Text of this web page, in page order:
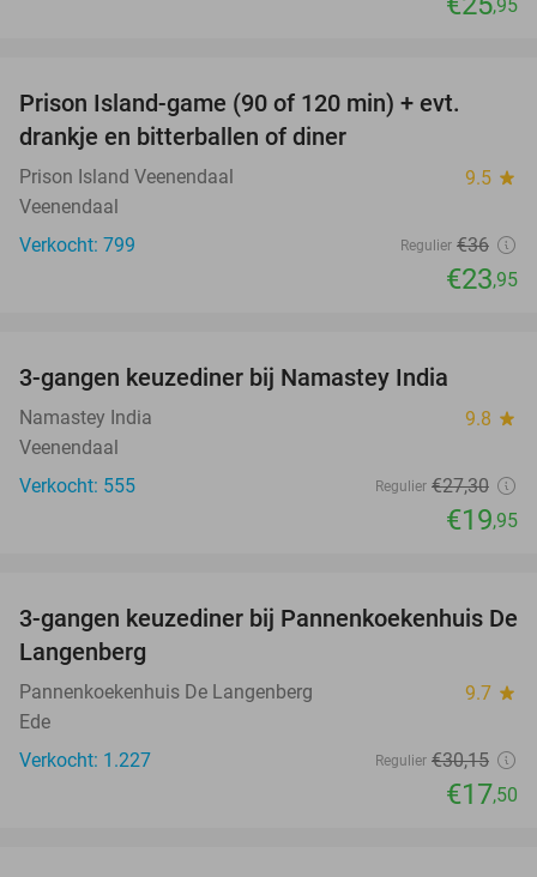
,95
Prison Island-game (90 of 120 min) + evt.
drankje en bitterballen of diner
Prison Island Veenendaal 9.5 star
Veenendaal
Verkocht: 799
Regulier €36
€23,95
3-gangen keuzediner bij Namastey India
Namastey India 9.8 star
Veenendaal
Verkocht: 555
Regulier €27,30
€19,95
42%
3-gangen keuzediner bij Pannenkoekenhuis De
Langenberg
Pannenkoekenhuis De Langenberg 9.7 star
Ede
Verkocht: 1.227
Regulier €30,15
€17,50